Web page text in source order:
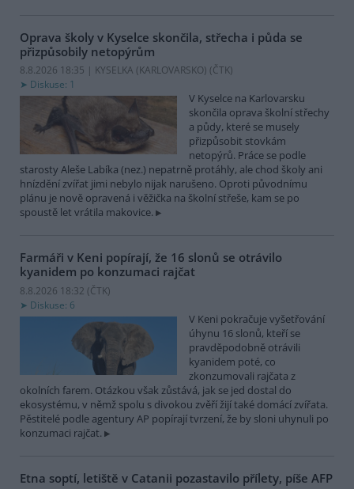
Oprava školy v Kyselce skončila, střecha i půda se
přizpůsobily netopýrům
8.8.2026 18:35 | KYSELKA (KARLOVARSKO) (ČTK)
Diskuse: 1
V Kyselce na Karlovarsku
skončila oprava školní střechy
a půdy, které se musely
přizpůsobit stovkám
netopýrů. Práce se podle
starosty Aleše Labíka (nez.) nepatrně protáhly, ale chod školy ani
hnízdění zvířat jimi nebylo nijak narušeno. Oproti původnímu
plánu je nově opravená i věžička na školní střeše, kam se po
spoustě let vrátila makovice.
Farmáři v Keni popírají, že 16 slonů se otrávilo
kyanidem po konzumaci rajčat
8.8.2026 18:32 (ČTK)
Diskuse: 6
V Keni pokračuje vyšetřování
úhynu 16 slonů, kteří se
pravděpodobně otrávili
kyanidem poté, co
zkonzumovali rajčata z
okolních farem. Otázkou však zůstává, jak se jed dostal do
ekosystému, v němž spolu s divokou zvěří žijí také domácí zvířata.
Pěstitelé podle agentury AP popírají tvrzení, že by sloni uhynuli po
konzumaci rajčat.
Etna soptí, letiště v Catanii pozastavilo přílety, píše AFP